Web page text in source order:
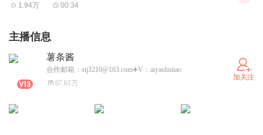
1.94万 00:34
主播信息
薯条酱
合作邮箱：stj3210@163.com➕V：aiyashutiao
67.61万
加关注